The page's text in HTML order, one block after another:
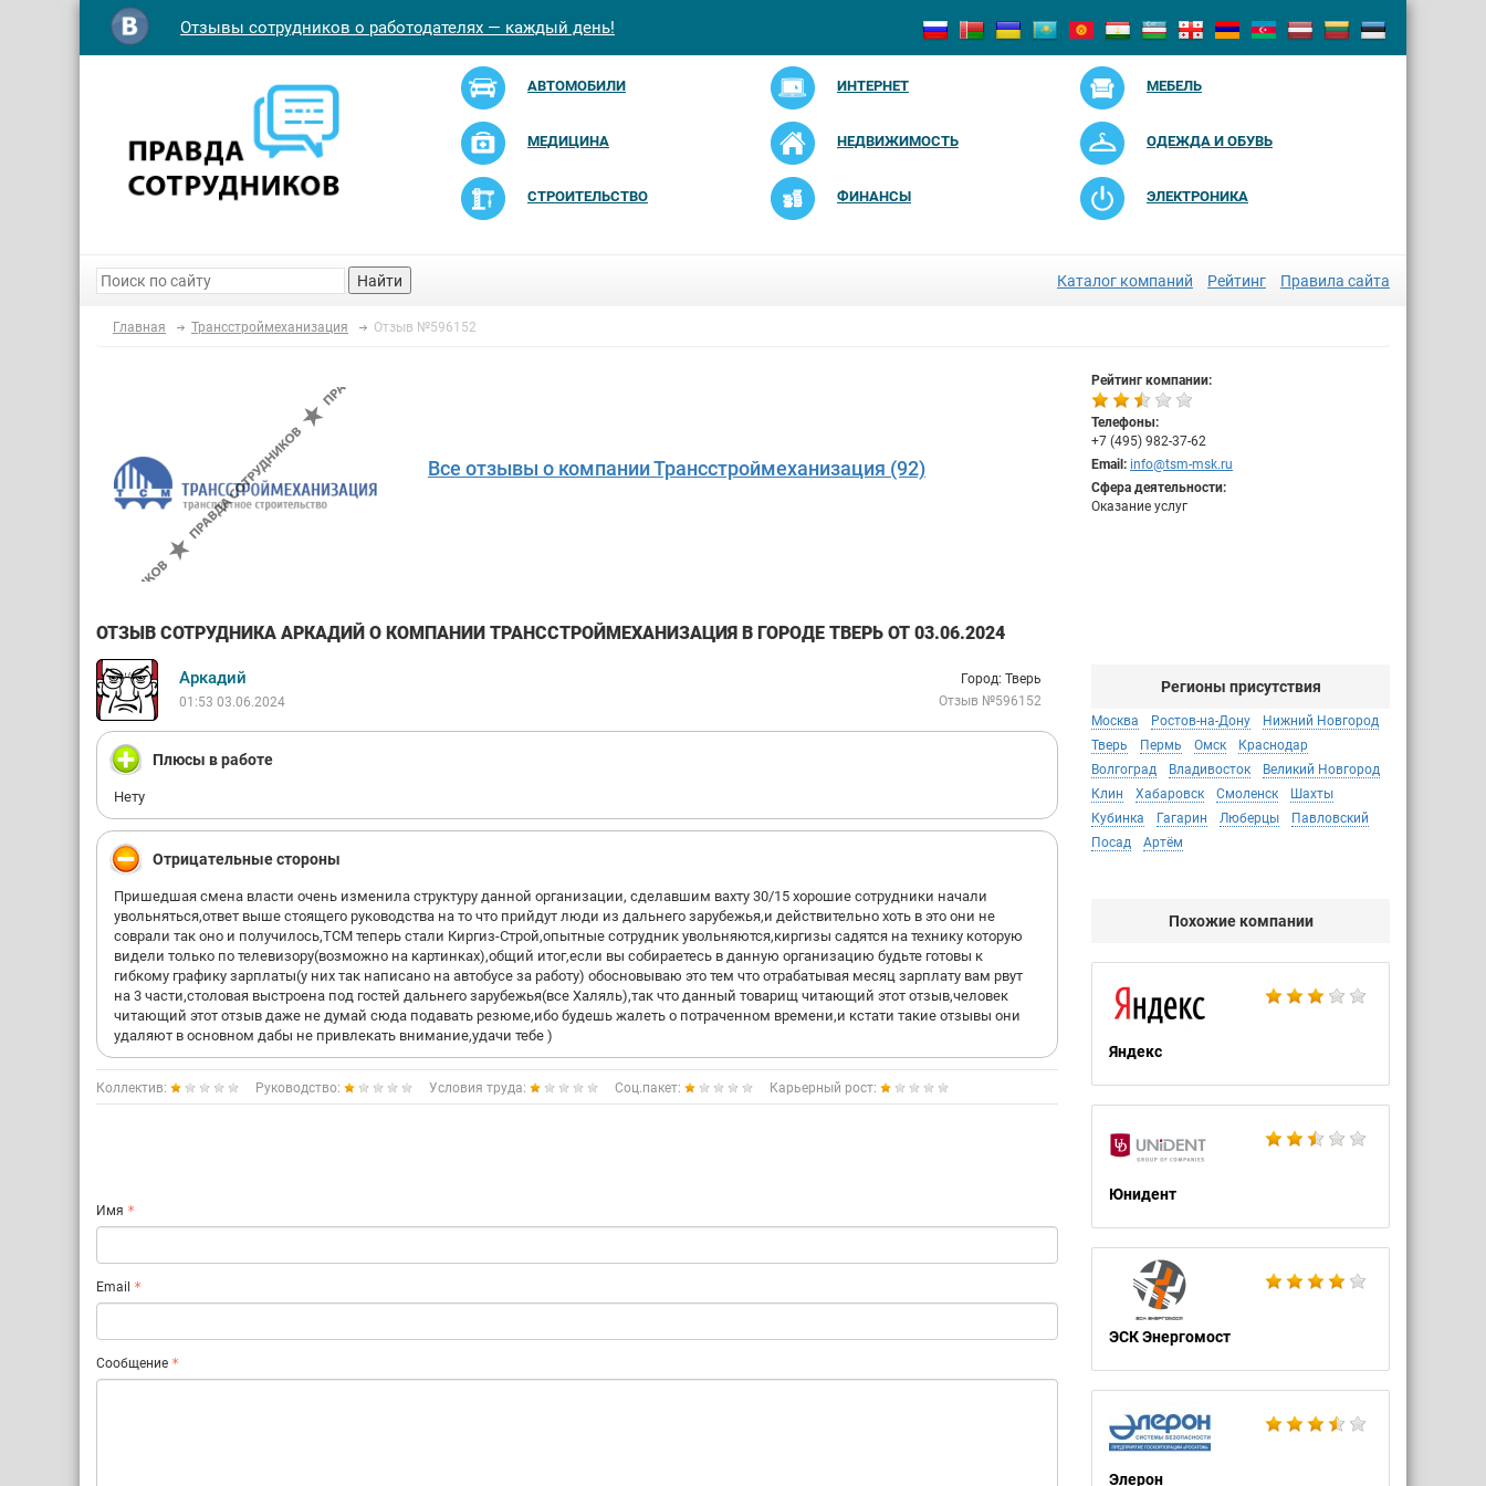
Отзывы сотрудников о работодателях — каждый день!
АВТОМОБИЛИ ИНТЕРНЕТ МЕБЕЛЬ
МЕДИЦИНА НЕДВИЖИМОСТЬ ОДЕЖДА И ОБУВЬ
СТРОИТЕЛЬСТВО ФИНАНСЫ ЭЛЕКТРОНИКА
Найти Каталог компаний Рейтинг Правила сайта
Главная Трансстроймеханизация Отзыв №596152
Все отзывы о компании Трансстроймеханизация (92)
Рейтинг компании:
Телефоны:
+7 (495) 982-37-62
Email: info@tsm-msk.ru
Сфера деятельности:
Оказание услуг
ОТЗЫВ СОТРУДНИКА АРКАДИЙ О КОМПАНИИ ТРАНССТРОЙМЕХАНИЗАЦИЯ В ГОРОДЕ ТВЕРЬ ОТ 03.06.2024
Аркадий
01:53 03.06.2024
Город: Тверь
Отзыв №596152
Плюсы в работе
Нету
Отрицательные стороны
Пришедшая смена власти очень изменила структуру данной организации, сделавшим вахту 30/15 хорошие сотрудники начали
увольняться,ответ выше стоящего руководства на то что прийдут люди из дальнего зарубежья,и действительно хоть в это они не
соврали так оно и получилось,ТСМ теперь стали Киргиз-Строй,опытные сотрудник увольняются,киргизы садятся на технику которую
видели только по телевизору(возможно на картинках),общий итог,если вы собираетесь в данную организацию будьте готовы к
гибкому графику зарплаты(у них так написано на автобусе за работу) обосновываю это тем что отрабатывая месяц зарплату вам рвут
на 3 части,столовая выстроена под гостей дальнего зарубежья(все Халяль),так что данный товарищ читающий этот отзыв,человек
читающий этот отзыв даже не думай сюда подавать резюме,ибо будешь жалеть о потраченном времени,и кстати такие отзывы они
удаляют в основном дабы не привлекать внимание,удачи тебе )
Коллектив: Руководство: Условия труда: Соц.пакет: Карьерный рост:
Имя
Email
Сообщение
Регионы присутствия
Москва Ростов-на-Дону
Нижний Новгород
Тверь
Пермь Омск
Краснодар
Волгоград
Владивосток
Великий Новгород
Клин
Хабаровск Смоленск
Шахты
Кубинка
Гагарин Люберцы
Павловский
Посад
Артём
Похожие компании
Яндекс
Юнидент
ЭСК Энергомост
Элерон